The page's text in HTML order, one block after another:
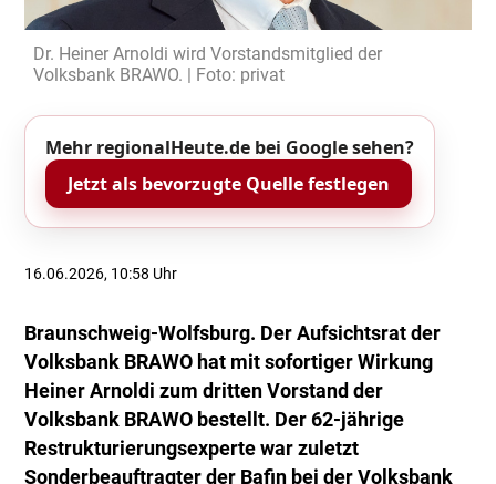
Dr. Heiner Arnoldi wird Vorstandsmitglied der
Volksbank BRAWO. | Foto: privat
Mehr regionalHeute.de bei Google sehen?
Jetzt als bevorzugte Quelle festlegen
16.06.2026, 10:58 Uhr
Braunschweig-Wolfsburg. Der Aufsichtsrat der
Volksbank BRAWO hat mit sofortiger Wirkung
Heiner Arnoldi zum dritten Vorstand der
Volksbank BRAWO bestellt. Der 62-jährige
Restrukturierungsexperte war zuletzt
Sonderbeauftragter der Bafin bei der Volksbank